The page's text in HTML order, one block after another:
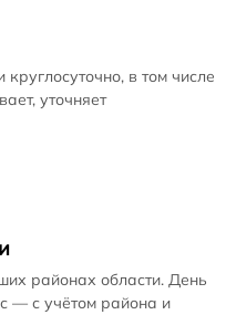
в том числе
уточняет
районах области. День
— с учётом района и